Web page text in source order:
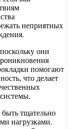
неприятных
они
помогают
что делает
тщательно
нагрузками.